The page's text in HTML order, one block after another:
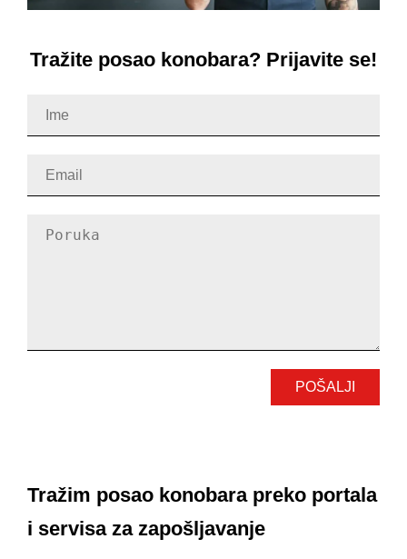
Tražite posao konobara? Prijavite se!
POŠALJI
Tražim posao konobara preko portala
i servisa za zapošljavanje